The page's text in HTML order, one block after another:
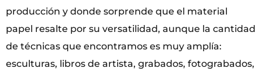
producción y donde sorprende que el material
papel resalte por su versatilidad, aunque la cantidad
de técnicas que encontramos es muy amplía:
esculturas, libros de artista, grabados, fotograbados,